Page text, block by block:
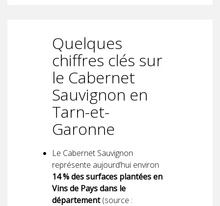
Quelques
chiffres clés sur
le Cabernet
Sauvignon en
Tarn-et-
Garonne
Le Cabernet Sauvignon
représente aujourd’hui environ
14 % des surfaces plantées en
Vins de Pays dans le
département(source :